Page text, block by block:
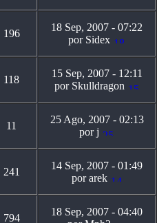
196
18 Sep, 2007 - 07:22
por Sidex
118
15 Sep, 2007 - 12:11
por Skulldragon
11
25 Ago, 2007 - 02:13
por j
241
14 Sep, 2007 - 01:49
por arek
794
18 Sep, 2007 - 04:40